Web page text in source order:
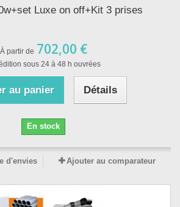
Luxe on off+Kit 3 prises
À partir de 702,00 €
sous 24 à 48 h ouvrées
au panier Détails
En stock
d'envies Ajouter au comparateur